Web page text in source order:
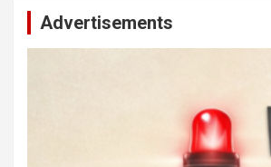
Advertisements